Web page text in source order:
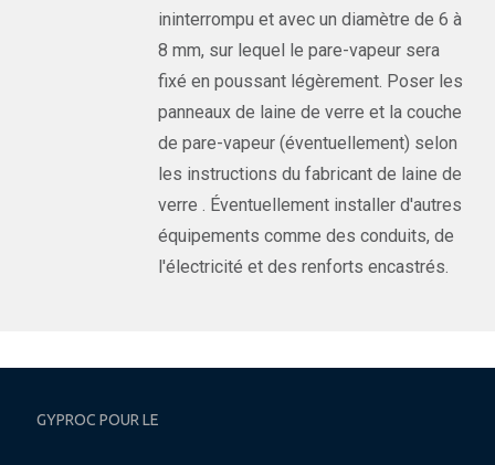
ininterrompu et avec un diamètre de 6 à
8 mm, sur lequel le pare-vapeur sera
fixé en poussant légèrement. Poser les
panneaux de laine de verre et la couche
de pare-vapeur (éventuellement) selon
les instructions du fabricant de laine de
verre . Éventuellement installer d'autres
équipements comme des conduits, de
l'électricité et des renforts encastrés.
GYPROC POUR LE